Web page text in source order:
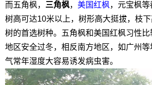
而五角枫， 三角枫， 美国红枫，元宝枫等
树高可达10米以上，树形高大挺拔，枝
树的首选树种。五角枫和美国红枫习性
地区安全过冬，相反南方地区，如广州
气常年湿度大容易诱发病虫害。